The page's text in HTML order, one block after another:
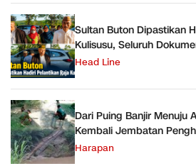
Sultan Buton Dipastikan
Kulisusu, Seluruh
Head Line
Dari Puing Banjir Menuju
Kembali Jembatan
Harapan